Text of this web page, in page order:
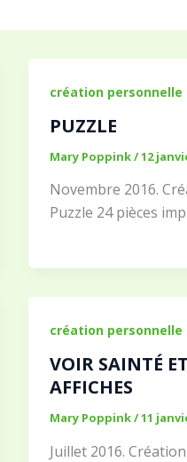
création personnelle
PUZZLE
Mary Poppink/12
Novembre 2016.
Puzzle 24 pièces
création personnelle
VOIR SAINTÉ
AFFICHES
Mary Poppink/11
Juillet 2016.